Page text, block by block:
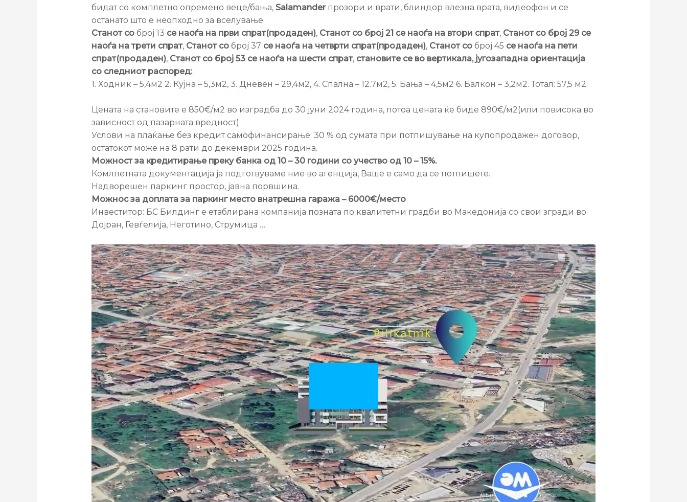
бидат со комплетно опремено веце/бања, Salamanderпрозори и врати, блиндор влезна врата, видеофон и се
останато што е неопходно за вселување.
Станот со број 13 се наоѓа на први спрат(продаден), Станот со број 21 се наоѓа на втори спрат, Станот со број 29 се
наоѓа на трети спрат, Станот со број 37 се наоѓа на четврти спрат(продаден), Станот со број 45 се наоѓа на пети
спрат(продаден), Станот со број 53 се наоѓа на шести спрат, становите се во вертикала, југозападна ориентација
со следниот распоред:
1. Ходник – 5,4м2 2. Кујна – 5,3м2, 3. Дневен – 29,4м2, 4. Спална – 12.7м2, 5. Бања – 4,5м2 6. Балкон – 3,2м2. Тотал: 57,5 м2.
Цената на становите е 850€/м2 во изградба до 30 јуни 2024 година, потоа цената ќе биде 890€/м2(или повисока во
зависност од пазарната вредност)
Услови на плаќање без кредит самофинансирање: 30 % од сумата при потпишување на купопродажен договор,
остатокот може на 8 рати до декември 2025 година.
Можност за кредитирање преку банка од 10 – 30 години со учество од 10 – 15%.
Комлпетната документација ја подготвуваме ние во агенција, Ваше е само да се потпишете.
Надворешен паркинг простор, јавна порвшина.
Можнос за доплата за паркинг место внатрешна гаража – 6000€/место
Инвеститор: БС Билдинг е етаблирана компанија позната по квалитетни градби во Македонија со свои згради во
Дојран, Гевѓелија, Неготино, Струмица ….